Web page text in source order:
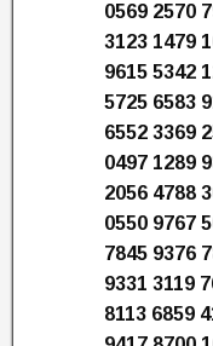
0569 2570
3123 1479
9615 5342
5725 6583
6552 3369
0497 1289
2056 4788
0550 9767
7845 9376
9331 3119
8113 6859